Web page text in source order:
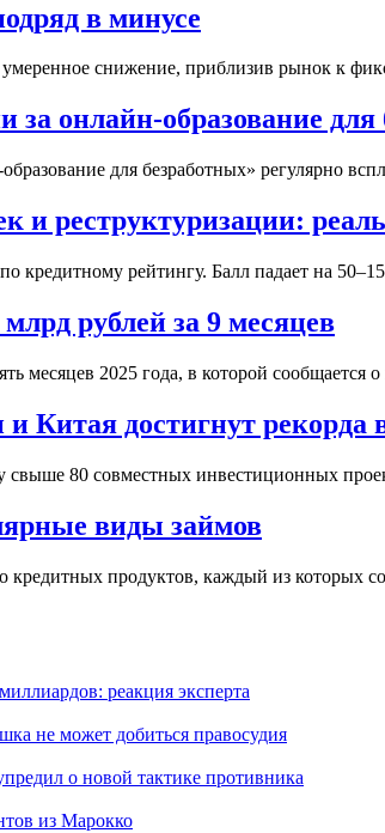
в минусе
снижение, приблизив рынок к
онлайн-образование для
для безработных» регулярно
и реструктуризации:
кредитному рейтингу. Балл падает на
рублей за 9 месяцев
месяцев 2025 года, в которой сообщается
Китая достигнут рекорда
свыше 80 совместных инвестиционных
виды займов
продуктов, каждый из которых
реакция эксперта
не может добиться правосудия
о новой тактике противника
из Марокко